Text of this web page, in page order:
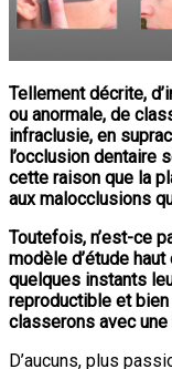
Tellement décrite,
ou anormale, de
infraclusie, en
l’occlusion dentaire
cette raison que la
aux malocclusions
Toutefois, n’est-ce
modèle d’étude
quelques instants
reproductible et
classerons avec
D’aucuns, plus